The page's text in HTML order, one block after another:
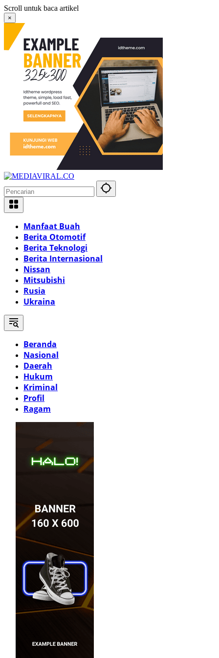
Langsung
ke
konten
Scroll untuk baca artikel
×
Manfaat Buah
Berita Otomotif
Berita Teknologi
Berita Internasional
Nissan
Mitsubishi
Rusia
Ukraina
Beranda
Nasional
Daerah
Hukum
Kriminal
Profil
Ragam